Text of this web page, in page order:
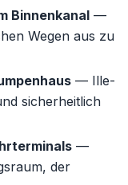
Binnenkanal —
Wegen aus zu
— Ille-
sicherheitlich
—
der